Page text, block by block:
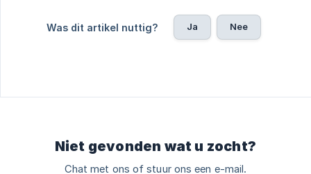
Was dit artikel nuttig? Ja Nee
Niet gevonden wat u zocht?
Chat met ons of stuur ons een e-mail.